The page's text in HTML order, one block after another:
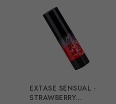
EXTASE SENSUAL -
STRAWBERRY...